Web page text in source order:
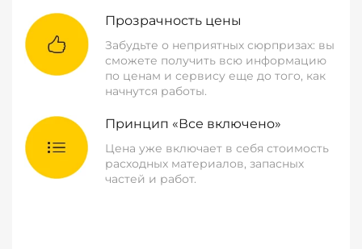
Прозрачность цены
Забудьте о неприятных сюрпризах: вы
сможете получить всю информацию
по ценам и сервису еще до того, как
начнутся работы.
Принцип «Все включено»
Цена уже включает в себя стоимость
расходных материалов, запасных
частей и работ.